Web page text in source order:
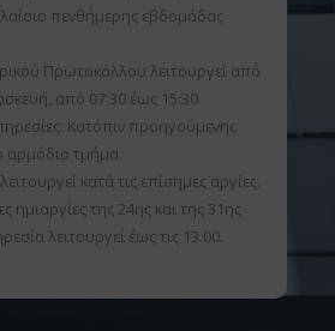
πενθήμερης εβδομάδας
Πρωτοκόλλου λειτουργεί από
από 07:30 έως 15:30.
Κατόπιν προηγούμενης
αρμόδιο τμήμα.
κατά τις επίσημες αργίες.
ημιαργίες της 24ης και της 31ης
λειτουργεί έως τις 13.00.